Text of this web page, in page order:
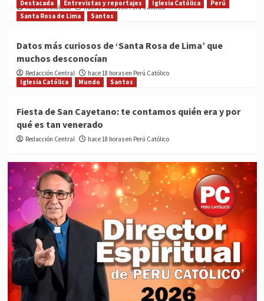
Medios Católicos hace 17 horas en Perú Católico
Destacada Entrevistas y reportajes Iglesia Católica
Perú
Santa Rosa de Lima
Santos
Datos más curiosos de ‘Santa Rosa de Lima’ que
muchos desconocían
Redacción Central
hace 18 horas en Perú Católico
Iglesia Católica
Mundo Santos
Fiesta de San Cayetano: te contamos quién era y por
qué es tan venerado
Redacción Central hace 18 horas en Perú Católico